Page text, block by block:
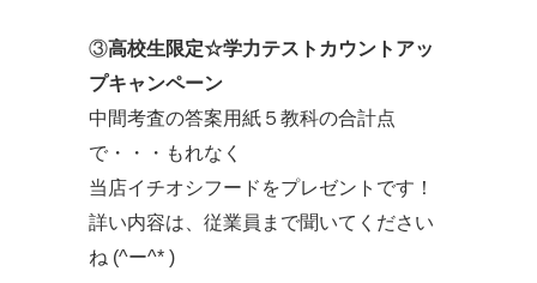
③高校生限定☆学力テストカウントアッ
プキャンペーン
中間考査の答案用紙５教科の合計点
で・・・もれなく
当店イチオシフードをプレゼントです！
詳い内容は、従業員まで聞いてください
ね (^ー^* )